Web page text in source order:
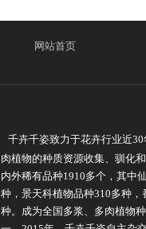
网站首页
千卉千姿致力于花卉行业近
肉植物的种质资源收集、驯化
内外稀有品种1910多个，其中
种，景天科植物品种310多种，
种。成为全国多浆、多肉植物